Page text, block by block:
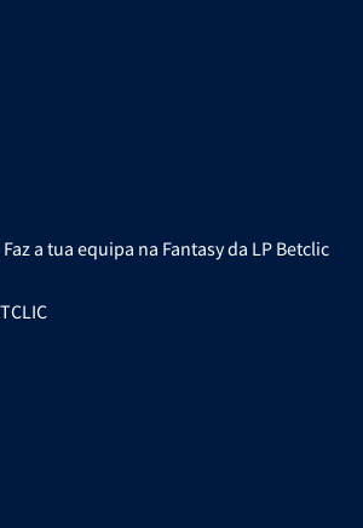
a tua equipa na Fantasy da LP Betclic